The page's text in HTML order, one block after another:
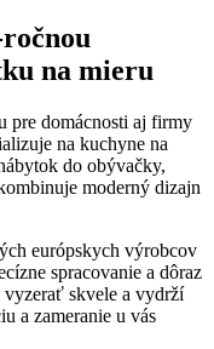
na mieru
pre domácnosti aj firmy
na kuchyne na
do obývačky,
moderný dizajn
európskych výrobcov
spracovanie a dôraz
vyzerať skvele a vydrží
a zameranie u vás